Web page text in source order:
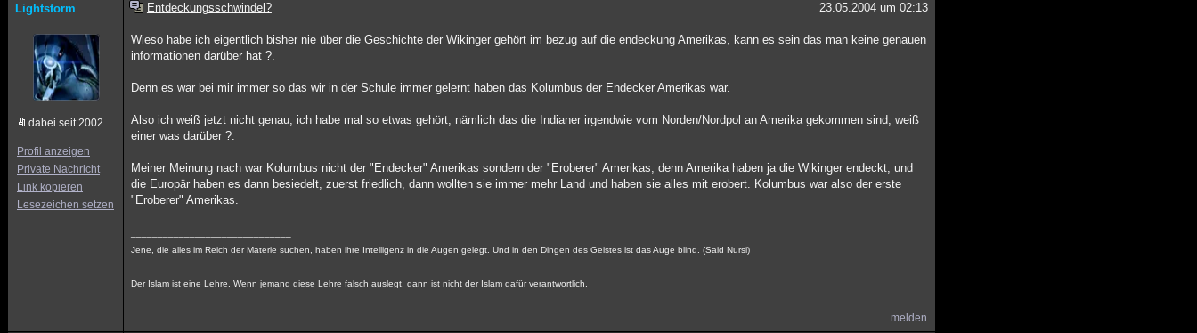
Lightstorm
dabei seit 2002
Profil anzeigen
Private Nachricht
Link kopieren
Lesezeichen setzen
Entdeckungsschwindel? 23.05.2004 um 02:13
Wieso habe ich eigentlich bisher nie über die Geschichte der Wikinger gehört im bezug auf die endeckung Amerikas, kann es sein das man keine genauen
informationen darüber hat ?.
Denn es war bei mir immer so das wir in der Schule immer gelernt haben das Kolumbus der Endecker Amerikas war.
Also ich weiß jetzt nicht genau, ich habe mal so etwas gehört, nämlich das die Indianer irgendwie vom Norden/Nordpol an Amerika gekommen sind, weiß
einer was darüber ?.
Meiner Meinung nach war Kolumbus nicht der "Endecker" Amerikas sondern der "Eroberer" Amerikas, denn Amerika haben ja die Wikinger endeckt, und
die Europär haben es dann besiedelt, zuerst friedlich, dann wollten sie immer mehr Land und haben sie alles mit erobert. Kolumbus war also der erste
"Eroberer" Amerikas.
Jene, die alles im Reich der Materie suchen, haben ihre Intelligenz in die Augen gelegt. Und in den Dingen des Geistes ist das Auge blind. (Said Nursi)
Der Islam ist eine Lehre. Wenn jemand diese Lehre falsch auslegt, dann ist nicht der Islam dafür verantwortlich.
melden